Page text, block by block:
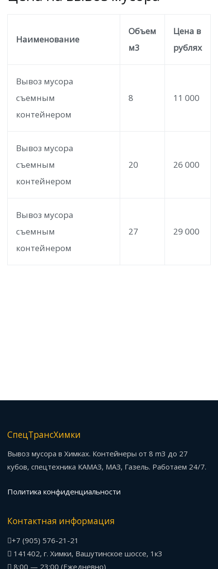
Наименование
Объем
м3
Цена в
рублях
Вывоз мусора
съемным
контейнером
8 11 000
Вывоз мусора
съемным
контейнером
20 26 000
Вывоз мусора
съемным
контейнером
27 29 000
СпецТрансХимки
Вывоз мусора в Химках. Контейнеры от 8 m3 до 27
кубов, спецтехника КАМАЗ, МАЗ, Газель. Работаем 24/7.
Политика конфиденциальности
Контактная информация
+7 (905) 576-21-21
141402, г. Химки, Вашутинское шоссе, 1к3
8:00 — 23:00 (Ежедневно)